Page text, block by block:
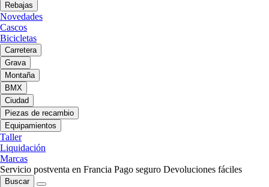
Rebajas
Novedades
Cascos
Bicicletas
Carretera
Grava
Montaña
BMX
Ciudad
Piezas de recambio
Equipamientos
Taller
Liquidación
Marcas
Servicio postventa en Francia Pago seguro Devoluciones fáciles
Buscar